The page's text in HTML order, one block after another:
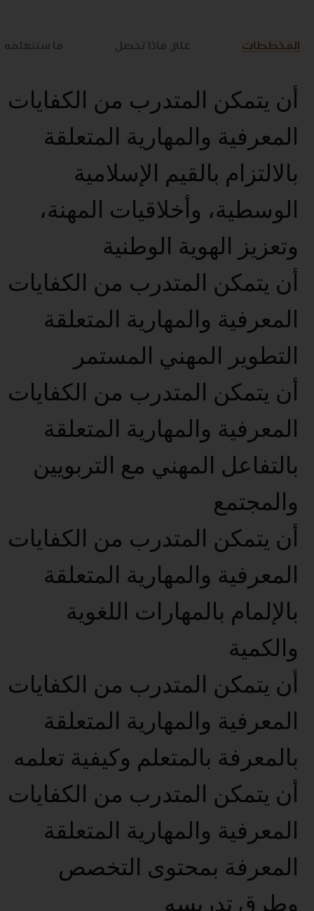
المخططات علي ماذا تحصل ما ستتعلمه
أن يتمكن المتدرب من الكفايات
المعرفية والمهارية المتعلقة
بالالتزام بالقيم الإسلامية
الوسطية، وأخلاقيات المهنة،
وتعزيز الهوية الوطنية
أن يتمكن المتدرب من الكفايات
المعرفية والمهارية المتعلقة
التطوير المهني المستمر
أن يتمكن المتدرب من الكفايات
المعرفية والمهارية المتعلقة
بالتفاعل المهني مع التربويين
والمجتمع
أن يتمكن المتدرب من الكفايات
المعرفية والمهارية المتعلقة
بالإلمام بالمهارات اللغوية
والكمية
أن يتمكن المتدرب من الكفايات
المعرفية والمهارية المتعلقة
بالمعرفة بالمتعلم وكيفية تعلمه
أن يتمكن المتدرب من الكفايات
المعرفية والمهارية المتعلقة
المعرفة بمحتوى التخصص
وطرق تدريسه